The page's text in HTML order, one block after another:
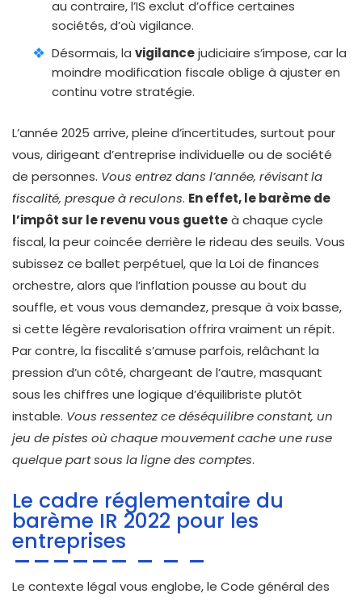
au contraire, l’IS exclut d’office certaines
sociétés, d’où vigilance.
Désormais, la vigilancejudiciaire s’impose, car la
moindre modification fiscale oblige à ajuster en
continu votre stratégie.
L’année 2025 arrive, pleine d’incertitudes, surtout pour
vous, dirigeant d’entreprise individuelle ou de société
de personnes. Vous entrez dans l’année, révisant la
fiscalité, presque à reculons. En effet, le barème de
l’impôt sur le revenu vous guetteà chaque cycle
fiscal, la peur coincée derrière le rideau des seuils. Vous
subissez ce ballet perpétuel, que la Loi de finances
orchestre, alors que l’inflation pousse au bout du
souffle, et vous vous demandez, presque à voix basse,
si cette légère revalorisation offrira vraiment un répit.
Par contre, la fiscalité s’amuse parfois, relâchant la
pression d’un côté, chargeant de l’autre, masquant
sous les chiffres une logique d’équilibriste plutôt
instable. Vous ressentez ce déséquilibre constant, un
jeu de pistes où chaque mouvement cache une ruse
quelque part sous la ligne des comptes.
Le cadre réglementaire du
barème IR 2022 pour les
entreprises
Le contexte légal vous englobe, le Code général des